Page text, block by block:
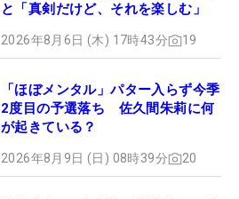
と「真剣だけど、それを楽しむ」
2026年8月6日 (木) 17時43分 19
「ほぼメンタル」パター入らず今季
2度目の予選落ち 佐久間朱莉に何
が起きている？
2026年8月9日 (日) 08時39分 20